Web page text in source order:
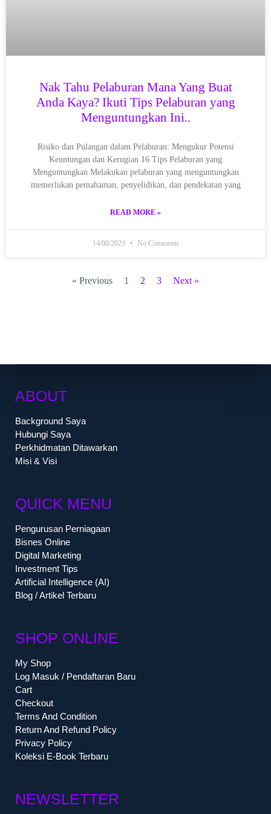
Nak Tahu Pelaburan Mana Yang Buat
Anda Kaya? Ikuti Tips Pelaburan yang
Menguntungkan Ini..
Risiko dan Pulangan dalam Pelaburan: Mengukur Potensi
Keuntungan dan Kerugian 16 Tips Pelaburan yang
Menguntungkan Melakukan pelaburan yang menguntungkan
memerlukan pemahaman, penyelidikan, dan pendekatan yang
READ MORE »
14/08/2023 No Comments
« Previous 1 2 3 Next »
ABOUT
Background Saya
Hubungi Saya
Perkhidmatan Ditawarkan
Misi & Visi
QUICK MENU
Pengurusan Perniagaan
Bisnes Online
Digital Marketing
Investment Tips
Artificial Intelligence (AI)
Blog / Artikel Terbaru
SHOP ONLINE
My Shop
Log Masuk / Pendaftaran Baru
Cart
Checkout
Terms And Condition
Return And Refund Policy
Privacy Policy
Koleksi E-Book Terbaru
NEWSLETTER